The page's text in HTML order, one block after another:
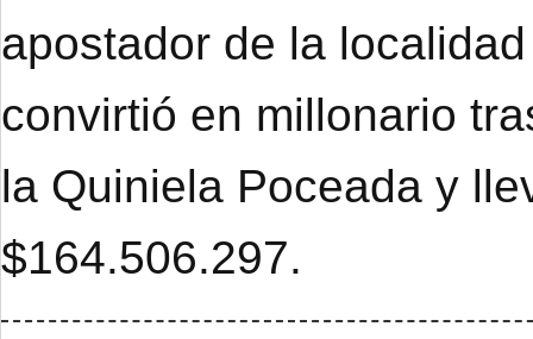
apostador de la
convirtió en millonario
la Quiniela Poceada y
$164.506.297.